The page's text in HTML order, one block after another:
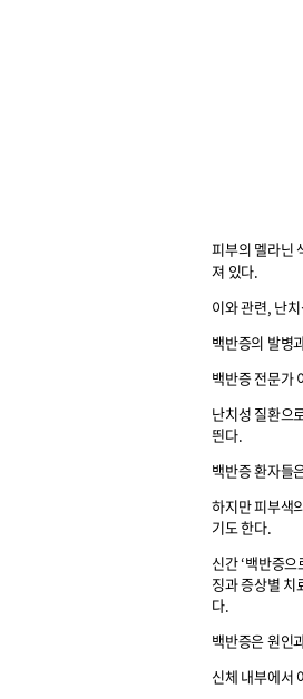
피부의 멜라닌
져 있다.
이와 관련, 난
백반증의 발병
백반증 전문가
난치성 질환으
띈다.
백반증 환자들
하지만 피부색
기도 한다.
신간 ‘백반증
징과 증상별 치
다.
백반증은 원인
신체 내부에서